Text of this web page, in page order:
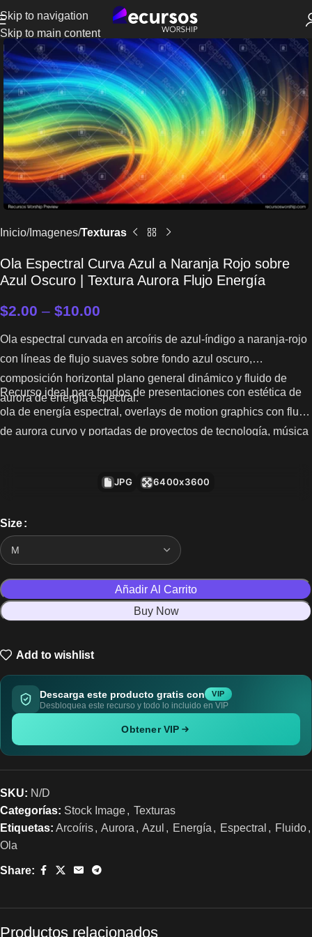
Skip to navigation
Skip to main content
Inicio Imagenes Texturas
Ola Espectral Curva Azul a Naranja Rojo sobre
Azul Oscuro | Textura Aurora Flujo Energía
$2.00 – $10.00
Ola espectral curvada en arcoíris de azul-índigo a naranja-rojo
con líneas de flujo suaves sobre fondo azul oscuro,
composición horizontal plano general dinámico y fluido de
aurora de energía espectral.
Recurso ideal para fondos de presentaciones con estética de
ola de energía espectral, overlays de motion graphics con flujo
de aurora curvo y portadas de proyectos de tecnología, música
JPG 6400x3600
Size
Añadir Al Carrito
Buy Now
Add to wishlist
Descarga este producto gratis con VIP
Desbloquea este recurso y todo lo incluido en VIP
Obtener VIP
SKU: N/D
Categorías: Stock Image, Texturas
Etiquetas: Arcoíris, Aurora , Azul , Energía , Espectral , Fluido,
Ola
Share:
Productos relacionados